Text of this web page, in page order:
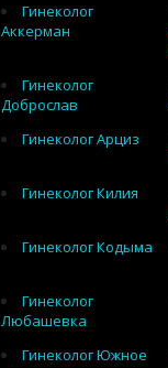
Гинеколог
Аккерман
Гинеколог
Доброслав
Гинеколог Арциз
Гинеколог Килия
Гинеколог Кодыма
Гинеколог
Любашевка
Гинеколог Южное